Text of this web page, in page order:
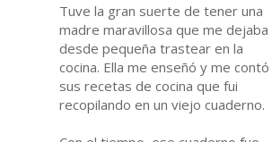
Tuve la gran suerte de tener una
madre maravillosa que me dejaba
desde pequeña trastear en la
cocina. Ella me enseñó y me contó
sus recetas de cocina que fui
recopilando en un viejo cuaderno.